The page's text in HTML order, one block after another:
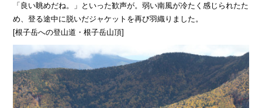
「良い眺めだね。」といった歓声が。弱い南風が冷たく感じられたた
め、登る途中に脱いだジャケットを再び羽織りました。
[根子岳への登山道・根子岳山頂]